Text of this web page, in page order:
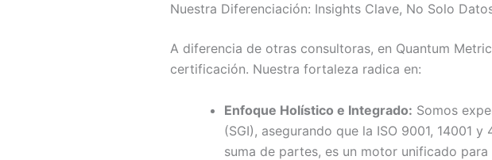
Nuestra Diferenciación: Insights Clave, No Solo
A diferencia de otras consultoras, en Quantum
certificación. Nuestra fortaleza radica en:
Enfoque Holístico e Integrado: Somos
(SGI), asegurando que la ISO 9001, 14001
suma de partes, es un motor unificado para